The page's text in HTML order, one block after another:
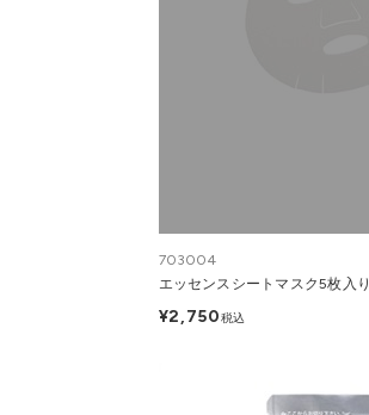
703004
エッセンスシートマスク5枚入り
¥2,750税込